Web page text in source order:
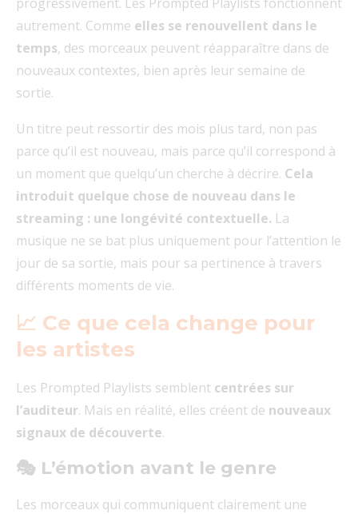
autrement. Comme elles se renouvellent dans le
temps, des morceaux peuvent réapparaître dans de
nouveaux contextes, bien après leur semaine de
sortie.
Un titre peut ressortir des mois plus tard, non pas
parce qu’il est nouveau, mais parce qu’il correspond à
un moment que quelqu’un cherche à décrire. Cela
introduit quelque chose de nouveau dans le
streaming : une longévité contextuelle. La
musique ne se bat plus uniquement pour l’attention le
jour de sa sortie, mais pour sa pertinence à travers
différents moments de vie.
📈 Ce que cela change pour
les artistes
Les Prompted Playlists semblent centrées sur
l’auditeur. Mais en réalité, elles créent de nouveaux
signaux de découverte.
🎭 L’émotion avant le genre
Les morceaux qui communiquent clairement une